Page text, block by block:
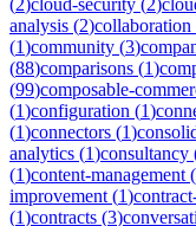
analysis (2)collaboration
(1)community (3)
(88)comparisons (1)
(99)composable-
(1)configuration (1)
(1)connectors (1)
analytics (1)consultancy
(1)content-management (
improvement (1)
(1)contracts (3)